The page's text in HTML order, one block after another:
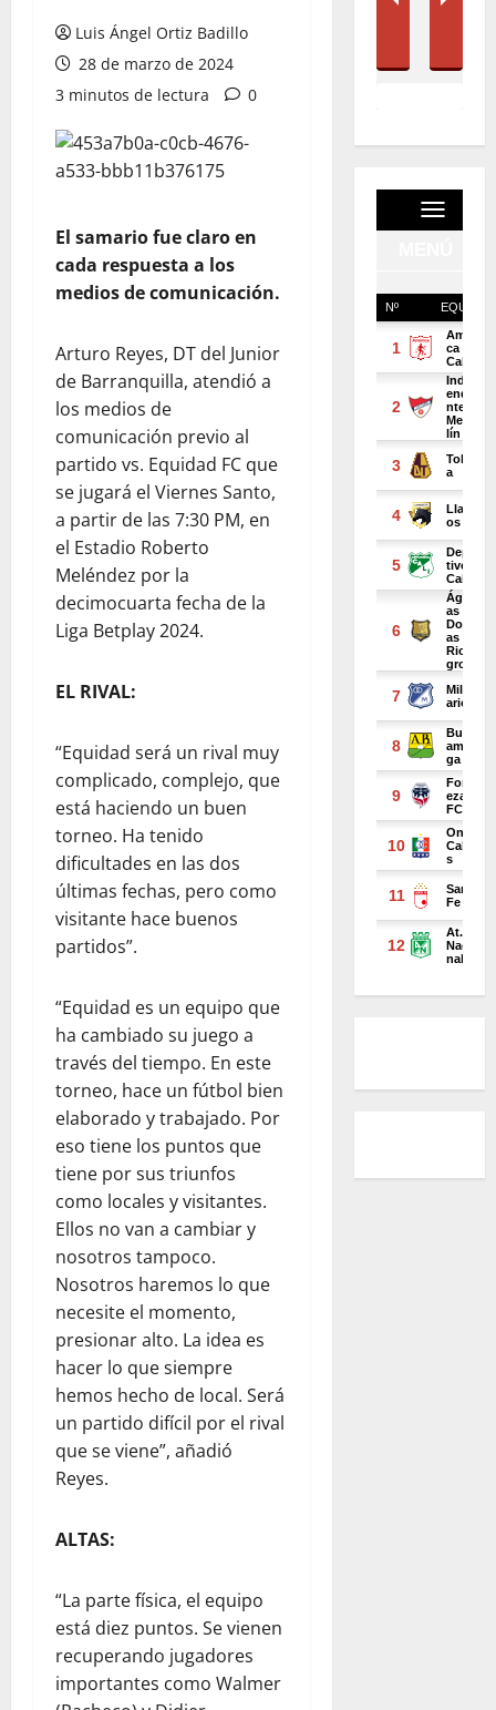
Luis Ángel Ortiz Badillo
28 de marzo de 2024
3 minutos de lectura
0
El samario fue claro en
cada respuesta a los
medios de comunicación.
Arturo Reyes, DT del Junior
de Barranquilla, atendió a
los medios de
comunicación previo al
partido vs. Equidad FC que
se jugará el Viernes Santo,
a partir de las 7:30 PM, en
el Estadio Roberto
Meléndez por la
decimocuarta fecha de la
Liga Betplay 2024.
EL RIVAL:
“Equidad será un rival muy
complicado, complejo, que
está haciendo un buen
torneo. Ha tenido
dificultades en las dos
últimas fechas, pero como
visitante hace buenos
partidos”.
“Equidad es un equipo que
ha cambiado su juego a
través del tiempo. En este
torneo, hace un fútbol bien
elaborado y trabajado. Por
eso tiene los puntos que
tiene por sus triunfos
como locales y visitantes.
Ellos no van a cambiar y
nosotros tampoco.
Nosotros haremos lo que
necesite el momento,
presionar alto. La idea es
hacer lo que siempre
hemos hecho de local. Será
un partido difícil por el rival
que se viene”, añadió
Reyes.
ALTAS:
“La parte física, el equipo
está diez puntos. Se vienen
recuperando jugadores
importantes como Walmer